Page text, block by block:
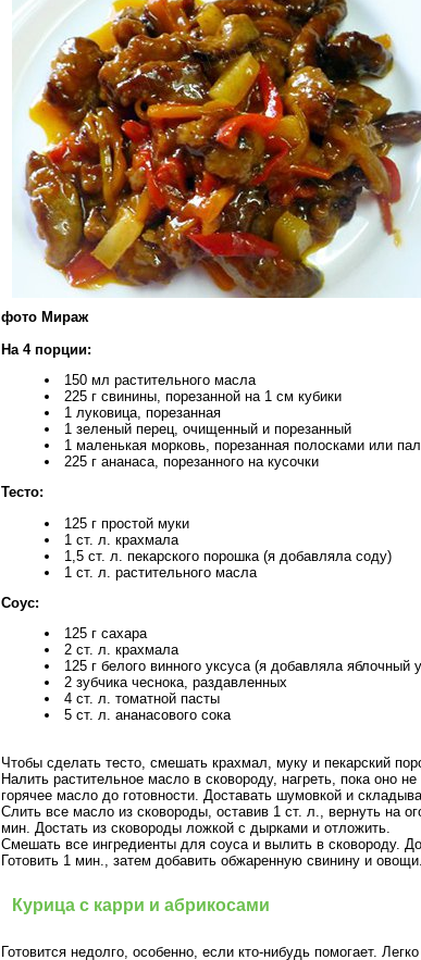
фото Мираж
На 4 порции:
150 мл растительного масла
225 г свинины, порезанной на 1 см кубики
1 луковица, порезанная
1 зеленый перец, очищенный и порезанный
1 маленькая морковь, порезанная полосками или
225 г ананаса, порезанного на кусочки
Тесто:
125 г простой муки
1 ст. л. крахмала
1,5 ст. л. пекарского порошка (я добавляла соду)
1 ст. л. растительного масла
Соус:
125 г сахара
2 ст. л. крахмала
125 г белого винного уксуса (я добавляла яблочный
2 зубчика чеснока, раздавленных
4 ст. л. томатной пасты
5 ст. л. ананасового сока
Чтобы сделать тесто, смешать крахмал, муку и пекарский
Налить растительное масло в сковороду, нагреть, пока оно
горячее масло до готовности. Доставать шумовкой и
Слить все масло из сковороды, оставив 1 ст. л., вернуть на
мин. Достать из сковороды ложкой с дырками и отложить.
Смешать все ингредиенты для соуса и вылить в сковороду.
Готовить 1 мин., затем добавить обжаренную свинину и
Курица с карри и абрикосами
Готовится недолго, особенно, если кто-нибудь помогает.